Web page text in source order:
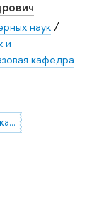
наук/
и
кафедра
Дискретная математика и комбинаторика